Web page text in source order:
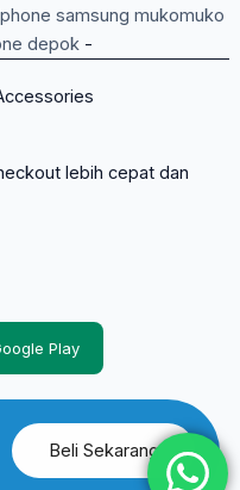
Beli Sekarang
samsung mukomuko
depok-
lebih cepat dan
Play